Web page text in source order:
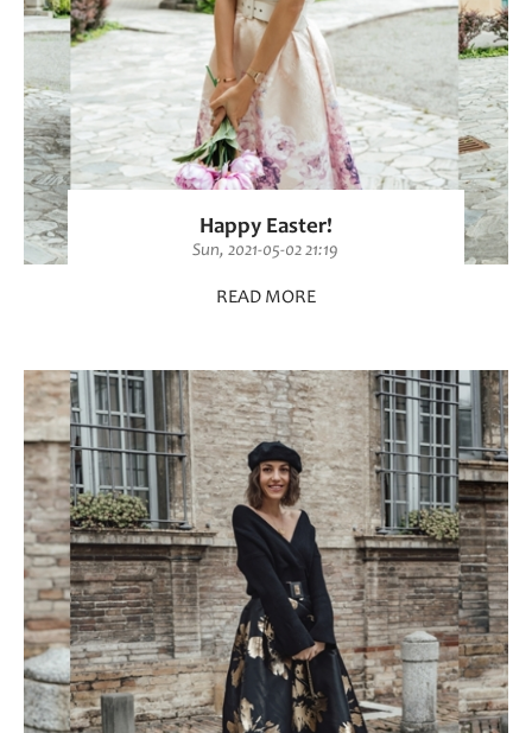
Happy Easter!
Sun, 2021-05-02 21:19
READ MORE